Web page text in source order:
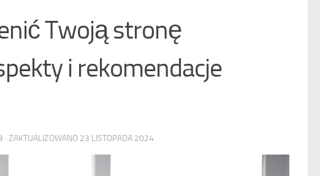
Twoją stronę
i rekomendacje
· ZAKTUALIZOWANO 23 LISTOPADA 2024